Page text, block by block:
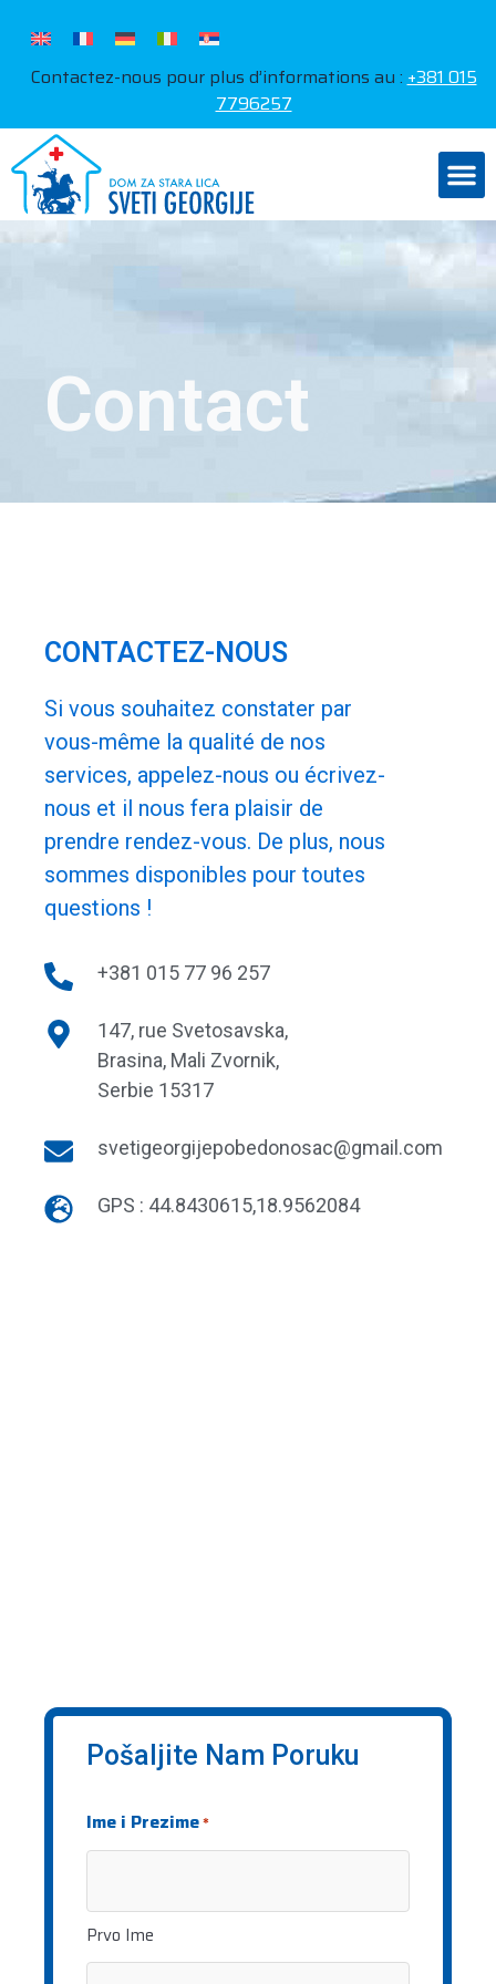
Contactez-nous pour plus d’informations au :+381 015
7796257
Contact
CONTACTEZ-NOUS
Si vous souhaitez constater par
vous-même la qualité de nos
services, appelez-nous ou écrivez-
nous et il nous fera plaisir de
prendre rendez-vous. De plus, nous
sommes disponibles pour toutes
questions !
+381 015 77 96 257
147, rue Svetosavska,
Brasina, Mali Zvornik,
Serbie 15317
svetigeorgijepobedonosac@gmail.com
GPS : 44.8430615,18.9562084
Pošaljite Nam Poruku
Ime i Prezime*
Prvo Ime